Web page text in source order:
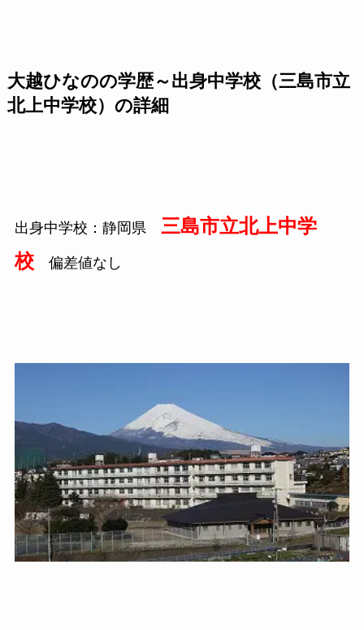
大越ひなのの学歴～出身中学校（三島市立
北上中学校）の詳細
出身中学校：静岡県 三島市立北上中学
校偏差値なし